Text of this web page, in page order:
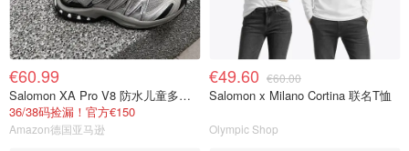
€60.99
Salomon XA Pro V8 防水儿童多功能运动鞋
36/38码捡漏！官方€150
Amazon德国亚马逊
€49.60 €60.00
Salomon x Milano Cortina 联名T恤
Olympic Shop